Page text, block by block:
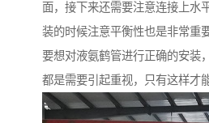
面，接下来还需要注意连接上水
装的时候注意平衡性也是非常重要
要想对液氨鹤管进行正确的安装
都是需要引起重视，只有这样才